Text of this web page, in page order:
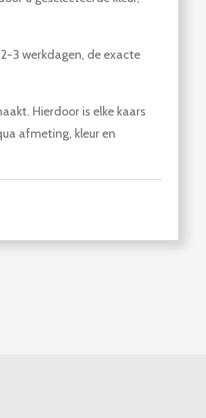
3 werkdagen, de exacte
Hierdoor is elke kaars
afmeting, kleur en